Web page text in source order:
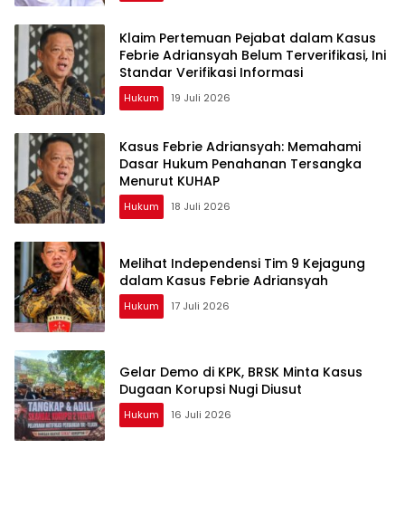
Klaim Pertemuan Pejabat dalam Kasus
Febrie Adriansyah Belum Terverifikasi, Ini
Standar Verifikasi Informasi
Hukum 19 Juli 2026
Kasus Febrie Adriansyah: Memahami
Dasar Hukum Penahanan Tersangka
Menurut KUHAP
Hukum 18 Juli 2026
Melihat Independensi Tim 9 Kejagung
dalam Kasus Febrie Adriansyah
Hukum 17 Juli 2026
Gelar Demo di KPK, BRSK Minta Kasus
Dugaan Korupsi Nugi Diusut
Hukum 16 Juli 2026